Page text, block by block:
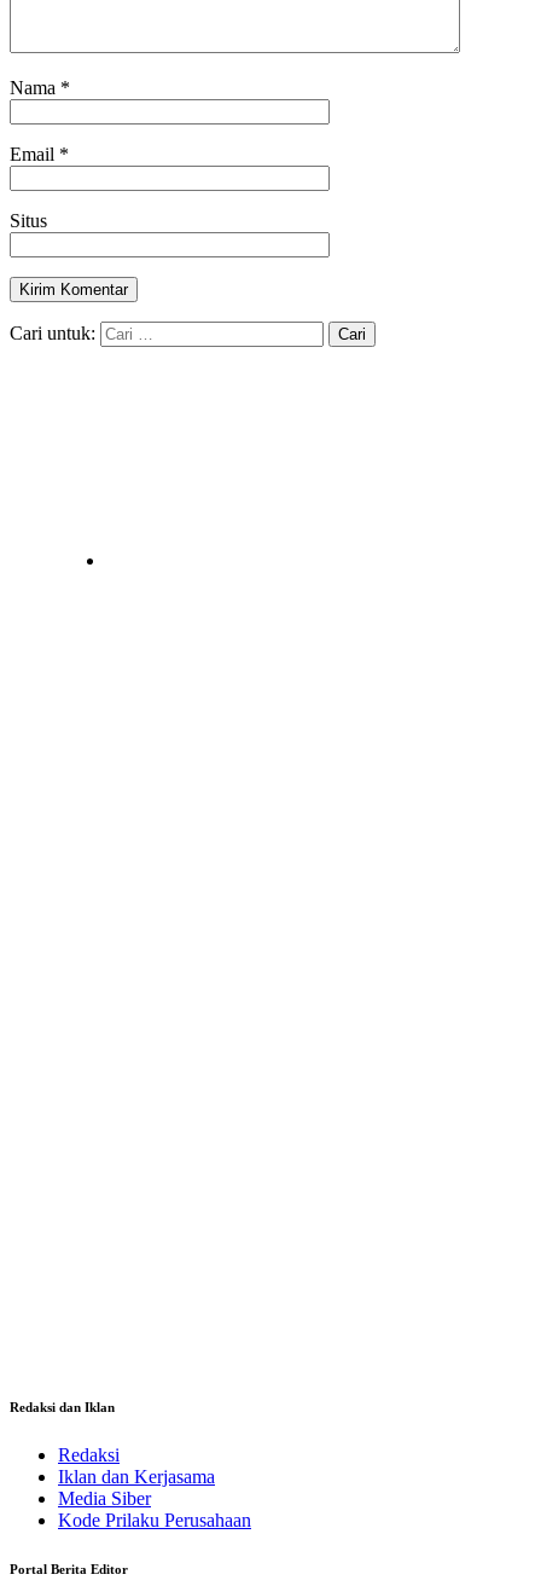
Nama *
Email *
Situs
Cari untuk:
Redaksi dan Iklan
Redaksi
Iklan dan Kerjasama
Media Siber
Kode Prilaku Perusahaan
Portal Berita Editor